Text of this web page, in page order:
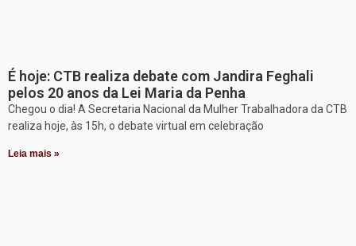
É hoje: CTB realiza debate com Jandira Feghali
pelos 20 anos da Lei Maria da Penha
Chegou o dia! A Secretaria Nacional da Mulher Trabalhadora da CTB
realiza hoje, às 15h, o debate virtual em celebração
Leia mais »